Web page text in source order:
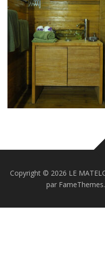
Copyright © 2026 LE
par